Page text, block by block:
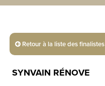
Retour à la liste des finalistes
SYNVAIN RÉNOVE